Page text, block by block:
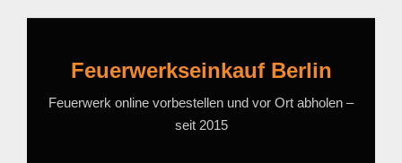
Feuerwerkseinkauf Berlin
Feuerwerk online vorbestellen und vor Ort abholen –
seit 2015